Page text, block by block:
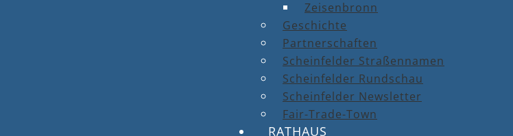
Zeisenbronn
Geschichte
Partnerschaften
Scheinfelder Straßennamen
Scheinfelder Rundschau
Scheinfelder Newsletter
Fair-Trade-Town
RATHAUS